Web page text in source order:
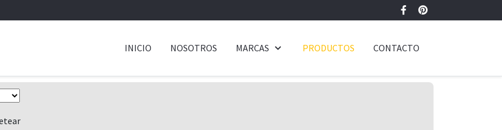
INICIO NOSOTROS MARCAS PRODUCTOS CONTACTO